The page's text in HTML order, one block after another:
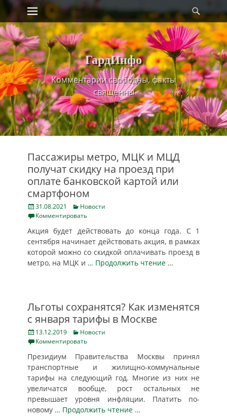
Skip
content
Primary Menu
ГардИнфо
Комментарии свободны, факты
священны
Пассажиры метро, МЦК и МЦД
получат скидку на проезд при
оплате банковской картой или
смартфоном
Posted
on
31.08.2021 Categories
Новости
Комментировать
Акция будет действовать до конца года. С 1
сентября начинает действовать акция, в рамках
которой можно со скидкой оплачивать проезд в
метро, на МЦК и … Продолжить чтение …
Льготы сохранятся? Как изменятся
с января тарифы в Москве
Posted
on
13.12.2019 Categories
Новости
Комментировать
Президиум Правительства Москвы принял
транспортные и жилищно-коммунальные
тарифы на следующий год. Многие из них не
увеличатся вообще, рост остальных не
превышает уровня инфляции. Платить по-
новому … Продолжить чтение …